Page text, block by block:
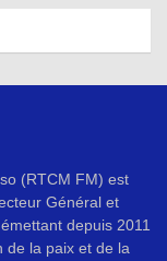
(RTCM FM) est
Général et
depuis 2011
de la paix et de la